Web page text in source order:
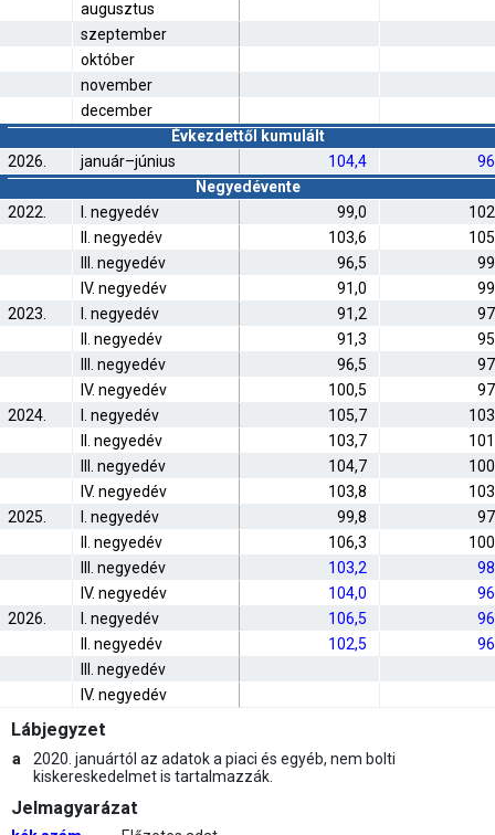
augusztus
szeptember
október
november
december
Évkezdettől kumulált
2026.
január–június 104,4
Negyedévente
2022.
I. negyedév 99,0
II. negyedév
103,6
III. negyedév
96,5
IV. negyedév
91,0
2023.
I. negyedév 91,2
II. negyedév
91,3
III. negyedév
96,5
IV. negyedév
100,5
2024.
I. negyedév 105,7
II. negyedév
103,7
III. negyedév
104,7
IV. negyedév
103,8
2025.
I. negyedév 99,8
II. negyedév
106,3
III. negyedév
103,2
IV. negyedév
104,0
2026.
I. negyedév 106,5
II. negyedév
102,5
III. negyedév
IV. negyedév
Lábjegyzet
a
2020. januártól az adatok a piaci és egyéb, nem bolti
kiskereskedelmet is tartalmazzák.
Jelmagyarázat